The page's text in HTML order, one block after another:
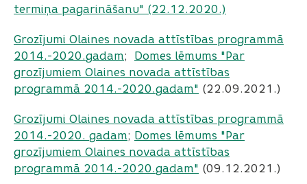
termiņa pagarināšanu" (22.12.2020.)
Grozījumi Olaines novada attīstības programmā
2014.-2020.gadam; Domes lēmums "Par
grozījumiem Olaines novada attīstības
programmā 2014.-2020.gadam" (22.09.2021.)
Grozījumi Olaines novada attīstības programmā
2014.-2020. gadam; Domes lēmums "Par
grozījumiem Olaines novada attīstības
programmā 2014.-2020.gadam" (09.12.2021.)